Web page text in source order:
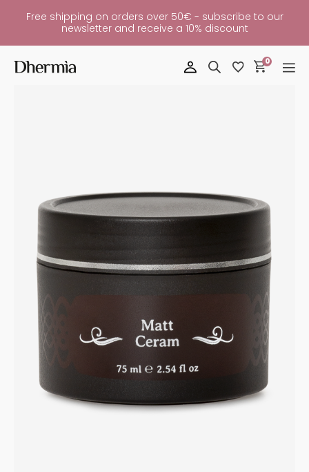
Free shipping on orders over 50€ - subscribe to our
newsletter and receive a 10% discount
0